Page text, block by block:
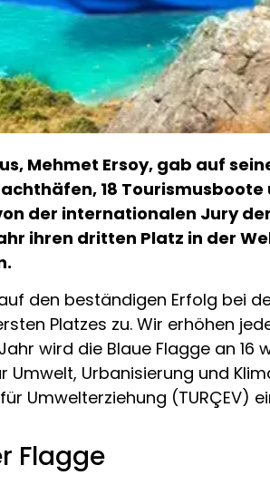
Mehmet Ersoy, gab auf
18
der internationalen Jury
ihren dritten Platz in der
den beständigen Erfolg bei
Platzes zu. Wir erhöhen
wird die Blaue Flagge an 16
Urbanisierung und
Umwelterziehung (TURÇEV)
Flagge